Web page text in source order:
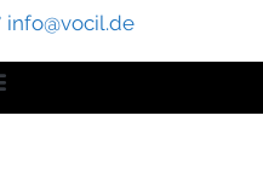
info@vocil.de